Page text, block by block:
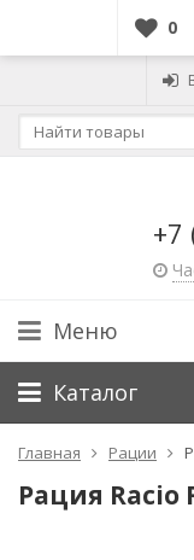
0
+7
Меню
Каталог
Главная Рации
Рация Racio